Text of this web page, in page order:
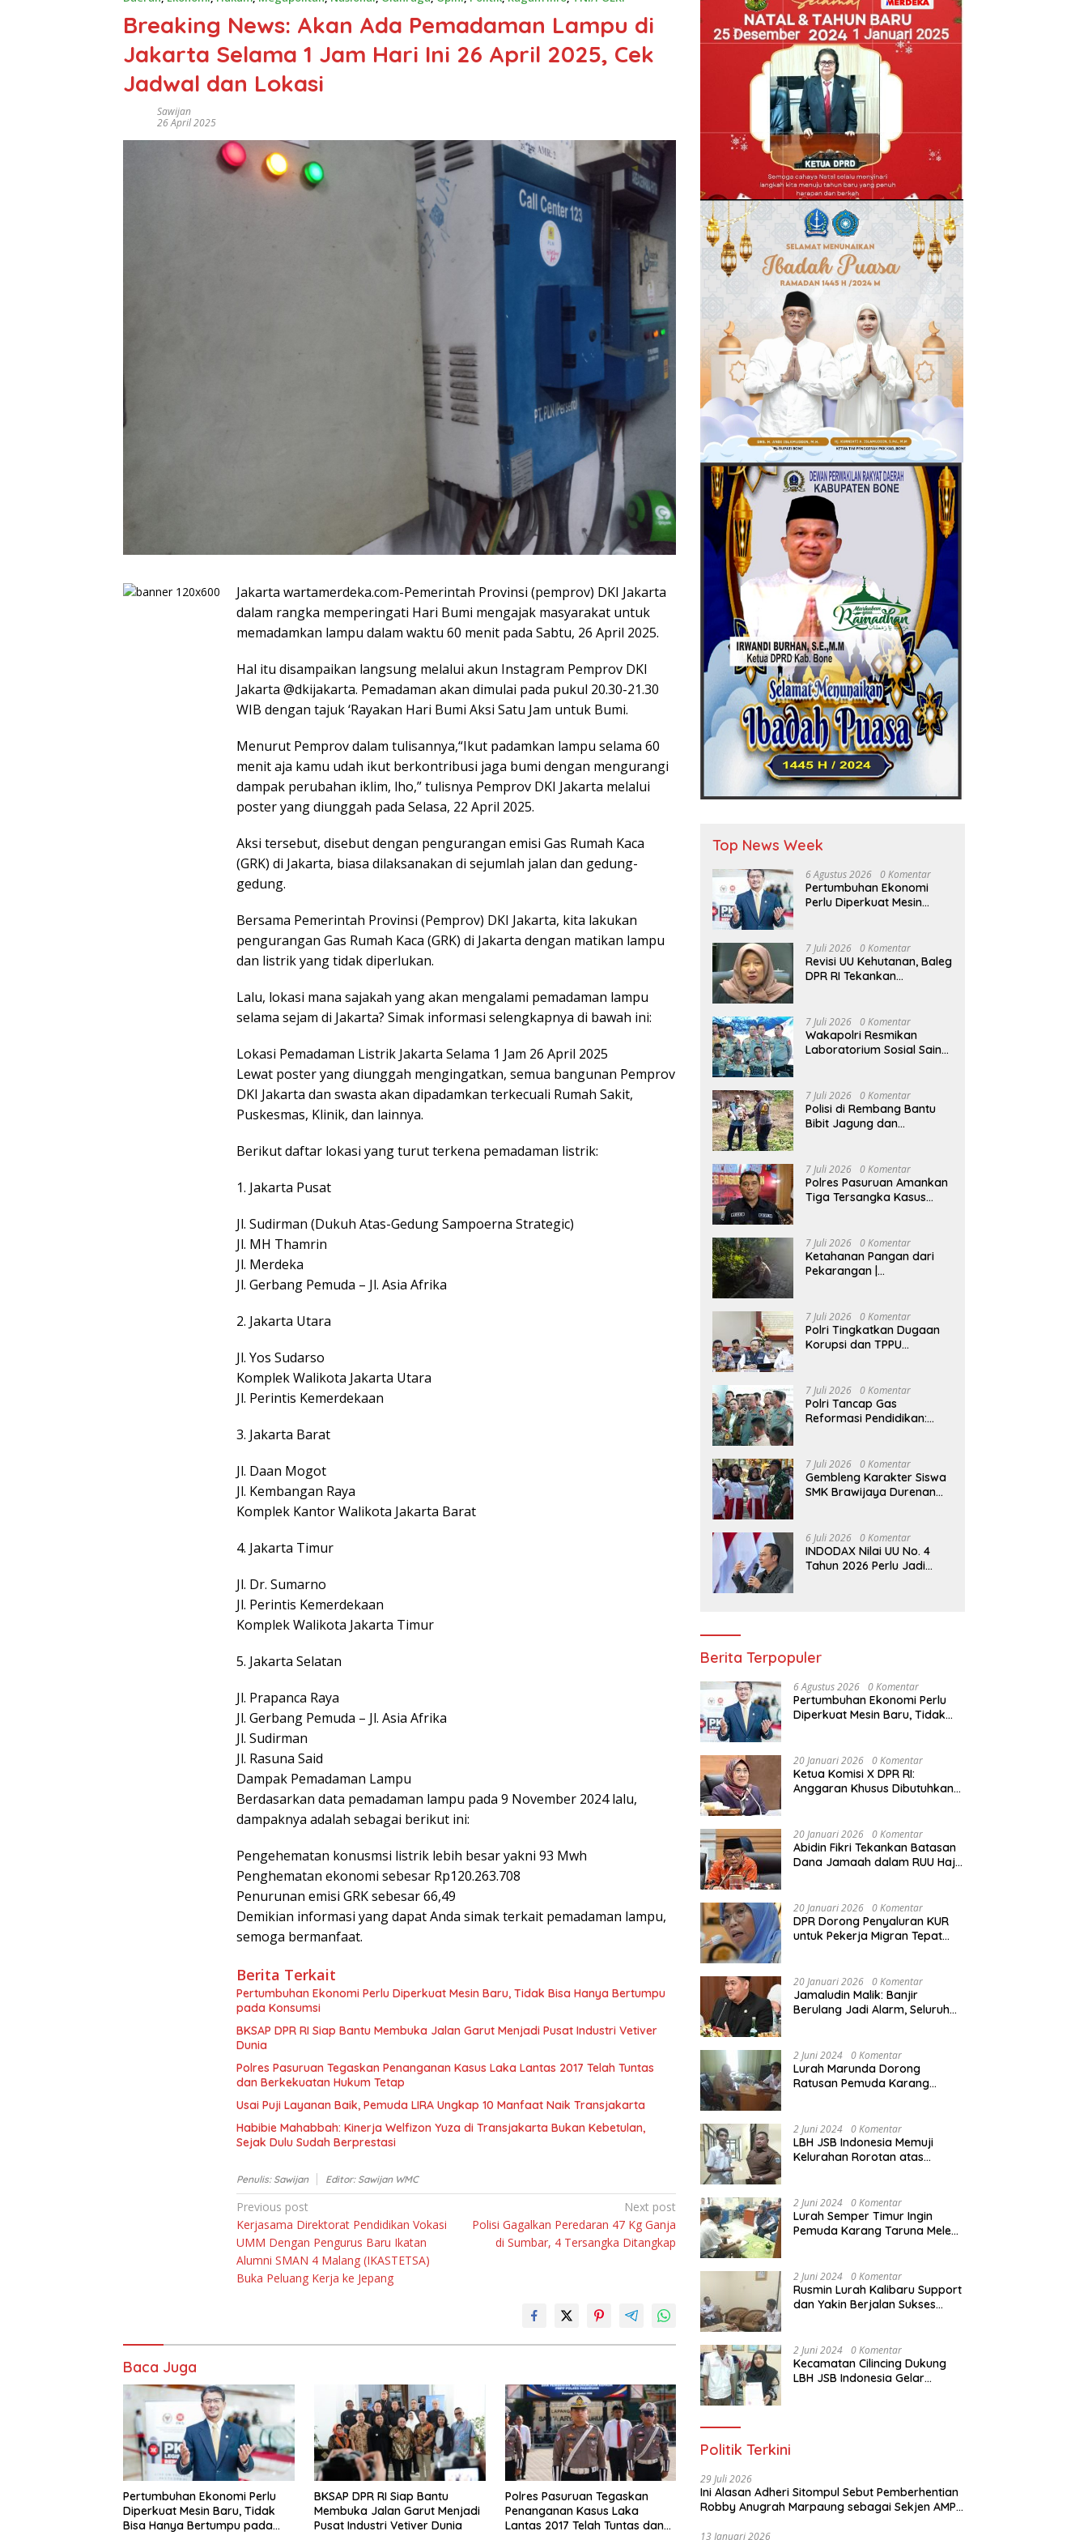
Breaking News: Akan Ada Pemadaman Lampu di
Jakarta Selama 1 Jam Hari Ini 26 April 2025, Cek
Jadwal dan Lokasi
Sawijan
26 April 2025
Jakarta wartamerdeka.com-Pemerintah Provinsi (pemprov) DKI Jakarta
dalam rangka memperingati Hari Bumi mengajak masyarakat untuk
memadamkan lampu dalam waktu 60 menit pada Sabtu, 26 April 2025.
Hal itu disampaikan langsung melalui akun Instagram Pemprov DKI
Jakarta @dkijakarta. Pemadaman akan dimulai pada pukul 20.30-21.30
WIB dengan tajuk ‘Rayakan Hari Bumi Aksi Satu Jam untuk Bumi.
Menurut Pemprov dalam tulisannya,“Ikut padamkan lampu selama 60
menit aja kamu udah ikut berkontribusi jaga bumi dengan mengurangi
dampak perubahan iklim, lho,” tulisnya Pemprov DKI Jakarta melalui
poster yang diunggah pada Selasa, 22 April 2025.
Aksi tersebut, disebut dengan pengurangan emisi Gas Rumah Kaca
(GRK) di Jakarta, biasa dilaksanakan di sejumlah jalan dan gedung-
gedung.
Bersama Pemerintah Provinsi (Pemprov) DKI Jakarta, kita lakukan
pengurangan Gas Rumah Kaca (GRK) di Jakarta dengan matikan lampu
dan listrik yang tidak diperlukan.
Lalu, lokasi mana sajakah yang akan mengalami pemadaman lampu
selama sejam di Jakarta? Simak informasi selengkapnya di bawah ini:
Lokasi Pemadaman Listrik Jakarta Selama 1 Jam 26 April 2025
Lewat poster yang diunggah mengingatkan, semua bangunan Pemprov
DKI Jakarta dan swasta akan dipadamkan terkecuali Rumah Sakit,
Puskesmas, Klinik, dan lainnya.
Berikut daftar lokasi yang turut terkena pemadaman listrik:
1. Jakarta Pusat
Jl. Sudirman (Dukuh Atas-Gedung Sampoerna Strategic)
Jl. MH Thamrin
Jl. Merdeka
Jl. Gerbang Pemuda – Jl. Asia Afrika
2. Jakarta Utara
Jl. Yos Sudarso
Komplek Walikota Jakarta Utara
Jl. Perintis Kemerdekaan
3. Jakarta Barat
Jl. Daan Mogot
Jl. Kembangan Raya
Komplek Kantor Walikota Jakarta Barat
4. Jakarta Timur
Jl. Dr. Sumarno
Jl. Perintis Kemerdekaan
Komplek Walikota Jakarta Timur
5. Jakarta Selatan
Jl. Prapanca Raya
Jl. Gerbang Pemuda – Jl. Asia Afrika
Jl. Sudirman
Jl. Rasuna Said
Dampak Pemadaman Lampu
Berdasarkan data pemadaman lampu pada 9 November 2024 lalu,
dampaknya adalah sebagai berikut ini:
Pengehematan konusmsi listrik lebih besar yakni 93 Mwh
Penghematan ekonomi sebesar Rp120.263.708
Penurunan emisi GRK sebesar 66,49
Demikian informasi yang dapat Anda simak terkait pemadaman lampu,
semoga bermanfaat.
Berita Terkait
Pertumbuhan Ekonomi Perlu Diperkuat Mesin Baru, Tidak Bisa Hanya Bertumpu
pada Konsumsi
BKSAP DPR RI Siap Bantu Membuka Jalan Garut Menjadi Pusat Industri Vetiver
Dunia
Polres Pasuruan Tegaskan Penanganan Kasus Laka Lantas 2017 Telah Tuntas
dan Berkekuatan Hukum Tetap
Usai Puji Layanan Baik, Pemuda LIRA Ungkap 10 Manfaat Naik Transjakarta
Habibie Mahabbah: Kinerja Welfizon Yuza di Transjakarta Bukan Kebetulan,
Sejak Dulu Sudah Berprestasi
Penulis: Sawijan Editor: Sawijan WMC
Navigasi
pos
Previous post
Kerjasama Direktorat Pendidikan Vokasi
UMM Dengan Pengurus Baru Ikatan
Alumni SMAN 4 Malang (IKASTETSA)
Buka Peluang Kerja ke Jepang
Next post
Polisi Gagalkan Peredaran 47 Kg Ganja
di Sumbar, 4 Tersangka Ditangkap
Baca Juga
Pertumbuhan Ekonomi Perlu
Diperkuat Mesin Baru, Tidak
Bisa Hanya Bertumpu pada
BKSAP DPR RI Siap Bantu
Membuka Jalan Garut Menjadi
Pusat Industri Vetiver Dunia
Polres Pasuruan Tegaskan
Penanganan Kasus Laka
Lantas 2017 Telah Tuntas dan
Top News Week
6 Agustus 2026 0 Komentar
Pertumbuhan Ekonomi
Perlu Diperkuat Mesin
7 Juli 2026 0 Komentar
Revisi UU Kehutanan, Baleg
DPR RI Tekankan
Sepihak
7 Juli 2026 0 Komentar
Wakapolri Resmikan
Laboratorium Sosial Sains
7 Juli 2026 0 Komentar
Polisi di Rembang Bantu
Bibit Jagung dan
7 Juli 2026 0 Komentar
Polres Pasuruan Amankan
Tiga Tersangka Kasus
7 Juli 2026 0 Komentar
Ketahanan Pangan dari
Pekarangan |
Budidaya Singkong
7 Juli 2026 0 Komentar
Polri Tingkatkan Dugaan
Korupsi dan TPPU
Kerugian Negara
Diindikasikan Capai Rp5
Triliun
7 Juli 2026 0 Komentar
Polri Tancap Gas
Reformasi Pendidikan:
Berlaku 2027
7 Juli 2026 0 Komentar
Gembleng Karakter Siswa
SMK Brawijaya Durenan
6 Juli 2026 0 Komentar
INDODAX Nilai UU No. 4
Tahun 2026 Perlu Jadi
Berita Terpopuler
6 Agustus 2026 0 Komentar
Pertumbuhan Ekonomi Perlu
Diperkuat Mesin Baru, Tidak
20 Januari 2026 0 Komentar
Ketua Komisi X DPR RI:
Anggaran Khusus Dibutuhkan
Akibat Bencana
20 Januari 2026 0 Komentar
Abidin Fikri Tekankan Batasan
Dana Jamaah dalam RUU Haji
20 Januari 2026 0 Komentar
DPR Dorong Penyaluran KUR
untuk Pekerja Migran Tepat
PMI
20 Januari 2026 0 Komentar
Jamaludin Malik: Banjir
Berulang Jadi Alarm, Seluruh
2 Juni 2024 0 Komentar
Lurah Marunda Dorong
Ratusan Pemuda Karang
Paralegal Gratis Yang
Diadakan LBH JSB Indonesia
2 Juni 2024 0 Komentar
LBH JSB Indonesia Memuji
Kelurahan Rorotan atas
150 orang Pemuda Karang
Taruna di Jakarta Utara
2 Juni 2024 0 Komentar
Lurah Semper Timur Ingin
Pemuda Karang Taruna Melek
Diadakan LBH JSB Indonesia
2 Juni 2024 0 Komentar
Rusmin Lurah Kalibaru Support
dan Yakin Berjalan Sukses
Taruna di Jakarta Utara
2 Juni 2024 0 Komentar
Kecamatan Cilincing Dukung
LBH JSB Indonesia Gelar
Politik Terkini
29 Juli 2026
Ini Alasan Adheri Sitompul Sebut Pemberhentian
Robby Anugrah Marpaung sebagai Sekjen AMPI
13 Januari 2026